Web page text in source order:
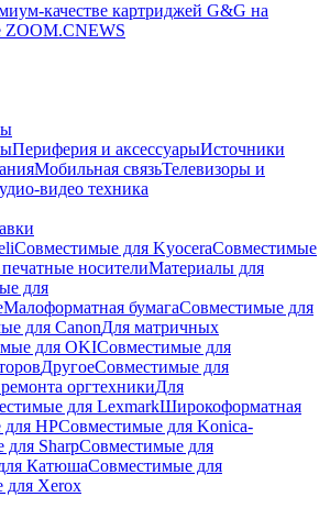
качестве картриджей G&G на
ZOOM.CNEWS
Периферия и аксессуарыИсточники
Мобильная связьТелевизоры и
видео техника
Совместимые для KyoceraСовместимые
носителиМатериалы для
для
Малоформатная бумагаСовместимые для
для CanonДля матричных
для OKIСовместимые для
ДругоеСовместимые для
оргтехникиДля
для LexmarkШирокоформатная
HPСовместимые для Konica-
SharpСовместимые для
КатюшаСовместимые для
для Xerox